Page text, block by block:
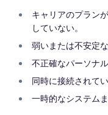
キャリアのプラン
していない。
弱いまたは不安定
不正確なパーソナ
同時に接続されて
一時的なシステム